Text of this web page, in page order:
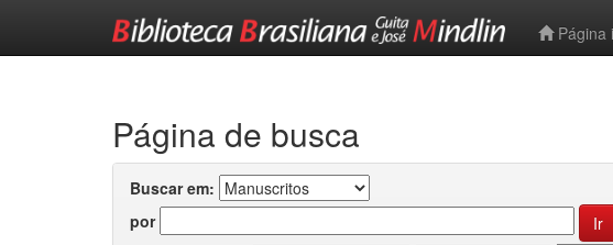
Página
Página de busca
Buscar em:
por